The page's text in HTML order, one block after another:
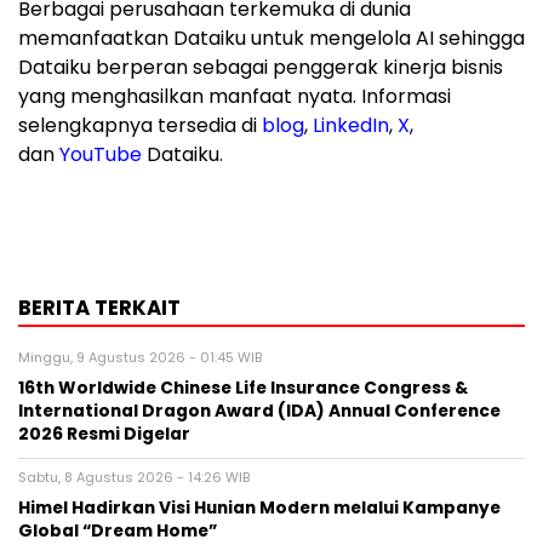
Berbagai perusahaan terkemuka di dunia
memanfaatkan Dataiku untuk mengelola AI sehingga
Dataiku berperan sebagai penggerak kinerja bisnis
yang menghasilkan manfaat nyata. Informasi
selengkapnya tersedia di blog, LinkedIn, X,
danYouTube Dataiku.
BERITA TERKAIT
Minggu, 9 Agustus 2026 - 01:45 WIB
16th Worldwide Chinese Life Insurance Congress &
International Dragon Award (IDA) Annual Conference
2026 Resmi Digelar
Sabtu, 8 Agustus 2026 - 14:26 WIB
Himel Hadirkan Visi Hunian Modern melalui Kampanye
Global “Dream Home”